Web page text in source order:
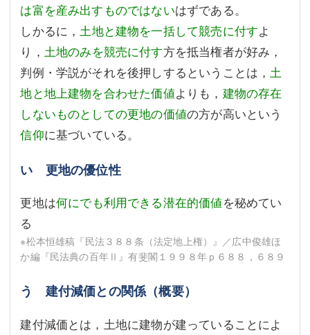
は富を産み出すものではないはずである。
しかるに，土地と建物を一括して競売に付すよ
り， 土地のみを競売に付す方を抵当権者が好み，
判例・学説がそれを後押しするということは，土
地と地上建物を合わせた価値よりも， 建物の存在
しないものとしての更地の価値の方が高いという
信仰に基づいている。
い 更地の優位性
更地は何にでも利用できる潜在的価値を秘めてい
る
※松本恒雄稿『民法３８８条（法定地上権）』／広中俊雄ほ
か編『民法典の百年Ⅱ』有斐閣１９９８年ｐ６８８，６８９
う 建付減価との関係（概要）
建付減価とは，土地に建物が建っていることによ